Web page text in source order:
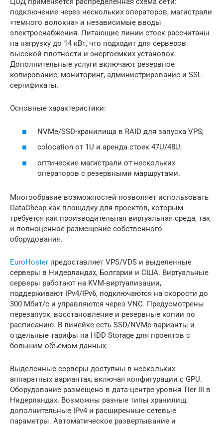
подключение через нескольких операторов, магистрали
«темного волокна» и независимые вводы
электроснабжения. Питающие линии стоек рассчитаны
на нагрузку до 14 кВт, что подходит для серверов
высокой плотности и энергоемких установок.
Дополнительные услуги включают резервное
копирование, мониторинг, администрирование и SSL-
сертификаты.
Основные характеристики:
NVMe/SSD-хранилища в RAID для запуска VPS;
colocation от 1U и аренда стоек 47U/48U;
оптические магистрали от нескольких
операторов с резервными маршрутами.
Многообразие возможностей позволяет использовать
DataCheap как площадку для проектов, которым
требуется как производительная виртуальная среда, так
и полноценное размещение собственного
оборудования.
EuroHoster предоставляет VPS/VDS и выделенные
серверы в Нидерландах, Болгарии и США. Виртуальные
серверы работают на KVM-виртуализации,
поддерживают IPv4/IPv6, подключаются на скорости до
300 Мбит/с и управляются через VNC. Предусмотрены
перезапуск, восстановление и резервные копии по
расписанию. В линейке есть SSD/NVMe-варианты и
отдельные тарифы на HDD Storage для проектов с
большим объемом данных.
Выделенные серверы доступны в нескольких
аппаратных вариантах, включая конфигурации с GPU.
Оборудование размещено в дата-центре уровня Tier III в
Нидерландах. Возможны разные типы хранилищ,
дополнительные IPv4 и расширенные сетевые
параметры. Автоматическое развертывание и